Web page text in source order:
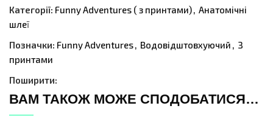
Категорії: Funny Adventures ( з принтами), Анатомічні
шлеї
Позначки: Funny Adventures, Водовідштовхуючий , З
принтами
Поширити:
ВАМ ТАКОЖ МОЖЕ СПОДОБАТИСЯ…